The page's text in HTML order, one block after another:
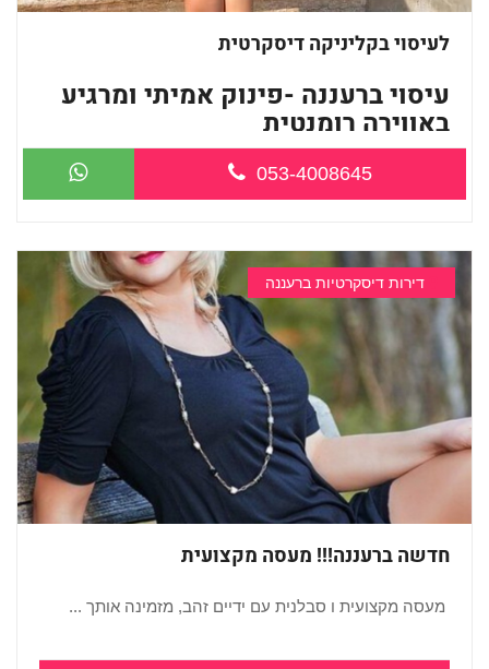
לעיסוי בקליניקה דיסקרטית
עיסוי ברעננה -פינוק אמיתי ומרגיע
באווירה רומנטית
053-4008645
דירות דיסקרטיות ברעננה
חדשה ברעננה!!! מעסה מקצועית
מעסה מקצועית ו סבלנית עם ידיים זהב, מזמינה אותך ...